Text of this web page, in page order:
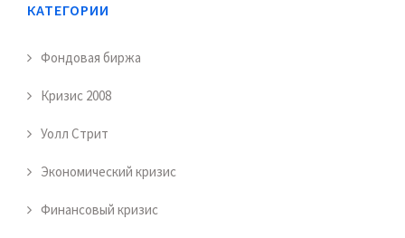
КАТЕГОРИИ
Фондовая биржа
Кризис 2008
Уолл Стрит
Экономический кризис
Финансовый кризис